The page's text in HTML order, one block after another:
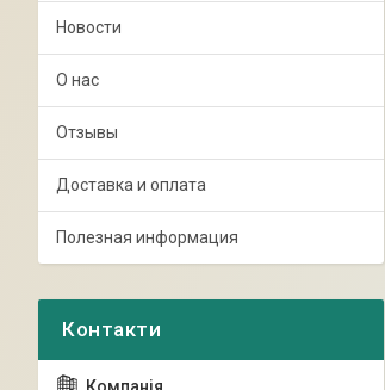
Новости
О нас
Отзывы
Доставка и оплата
Полезная информация